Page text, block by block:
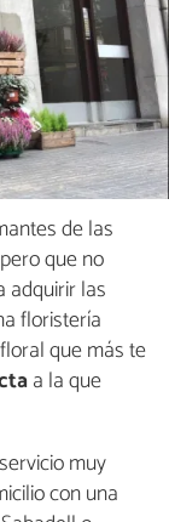
de las
que no
adquirir las
floristería
que más te
a la que
muy
con una